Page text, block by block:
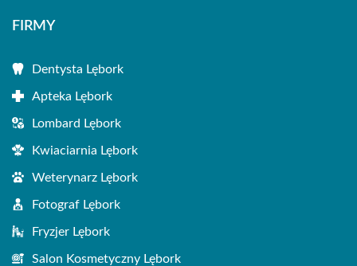
FIRMY
Dentysta Lębork
Apteka Lębork
Lombard Lębork
Kwiaciarnia Lębork
Weterynarz Lębork
Fotograf Lębork
Fryzjer Lębork
Salon Kosmetyczny Lębork